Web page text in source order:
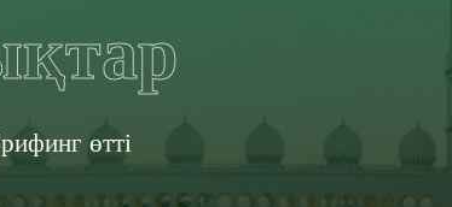
өтті